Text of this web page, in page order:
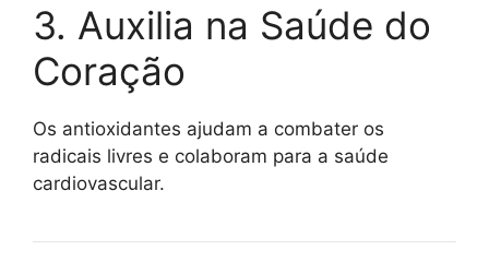
3. Auxilia na Saúde do
Coração
Os antioxidantes ajudam a combater os
radicais livres e colaboram para a saúde
cardiovascular.